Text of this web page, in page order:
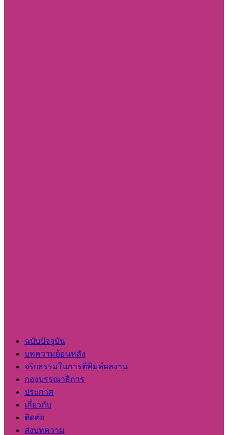
ฉบับปัจจุบัน
บทความย้อนหลัง
จริยธรรมในการตีพิมพ์ผลงาน
กองบรรณาธิการ
ประกาศ
เกี่ยวกับ
ติดต่อ
ส่งบทความ